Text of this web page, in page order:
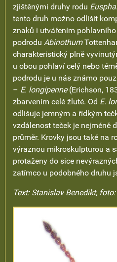
zjištěnými druhy rodu
tento druh možno odlišit
znaků i utvářením
podrodu Abinothum
charakteristický plně
u obou pohlaví celý nebo
podrodu je u nás známo
– E. longipenne(Erichson,
zbarvením celé žluté. Od E.
odlišuje jemným a řídkým
vzdálenost teček je nejméně
průměr. Krovky jsou také na
výraznou mikroskulpturou a
protaženy do sice
zatímco u podobného druhu
Text: Stanislav Benedikt,